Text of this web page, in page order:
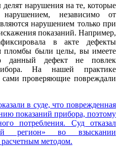
нарушения на те, которые
независимо от
нарушением только при
показаний. Например,
в акте дефекты
пломбы были целы, вы имеете
данный дефект не повлек
На нашей практике
сами проверяющие повреждали
в суде, что поврежденная
показаний прибора, поэтому
потребления. Суд отказал
регион» во взыскании
методом.